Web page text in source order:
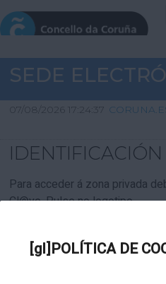
[gl]POLÍTICA DE
INICIO
CARTAFOL
SEDE
07/08/2026 17:24:37
IDENTIFICACIÓN
Para acceder á zona privada
Cl@ve. Pulse no logotipo